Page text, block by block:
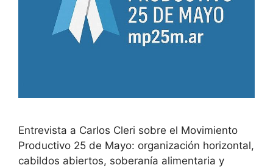
Entrevista a Carlos Cleri sobre el Movimiento
Productivo 25 de Mayo: organización horizontal,
cabildos abiertos, soberanía alimentaria y